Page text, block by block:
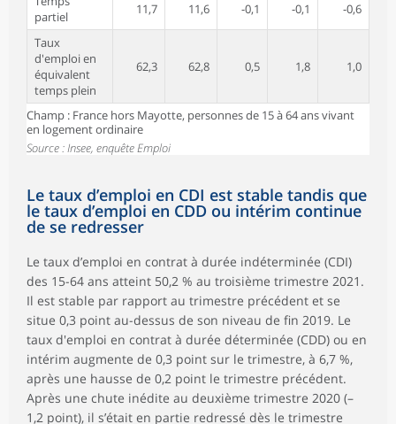
partiel
11,7 11,6 -0,1 -0,1 -0,6
Taux
d'emploi en
équivalent
temps plein
62,3 62,8 0,5 1,8 1,0
Champ : France hors Mayotte, personnes de 15 à 64 ans vivant
en logement ordinaire
Source : Insee, enquête Emploi
Le taux d’emploi en CDI est stable tandis que
le taux d’emploi en CDD ou intérim continue
de se redresser
Le taux d’emploi en contrat à durée indéterminée (CDI)
des 15-64 ans atteint 50,2 % au troisième trimestre 2021.
Il est stable par rapport au trimestre précédent et se
situe 0,3 point au-dessus de son niveau de fin 2019. Le
taux d'emploi en contrat à durée déterminée (CDD) ou en
intérim augmente de 0,3 point sur le trimestre, à 6,7 %,
après une hausse de 0,2 point le trimestre précédent.
Après une chute inédite au deuxième trimestre 2020 (–
1,2 point), il s’était en partie redressé dès le trimestre